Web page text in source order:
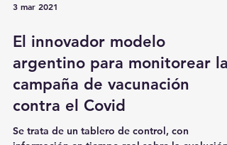
3 mar 2021
El innovador modelo
argentino para monitorear la
campaña de vacunación
contra el Covid
Se trata de un tablero de control, con